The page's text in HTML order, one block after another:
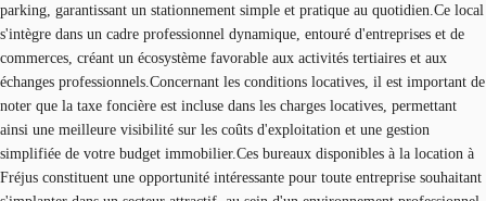
parking, garantissant un stationnement simple et pratique au quotidien.Ce local
s'intègre dans un cadre professionnel dynamique, entouré d'entreprises et de
commerces, créant un écosystème favorable aux activités tertiaires et aux
échanges professionnels.Concernant les conditions locatives, il est important de
noter que la taxe foncière est incluse dans les charges locatives, permettant
ainsi une meilleure visibilité sur les coûts d'exploitation et une gestion
simplifiée de votre budget immobilier.Ces bureaux disponibles à la location à
Fréjus constituent une opportunité intéressante pour toute entreprise souhaitant